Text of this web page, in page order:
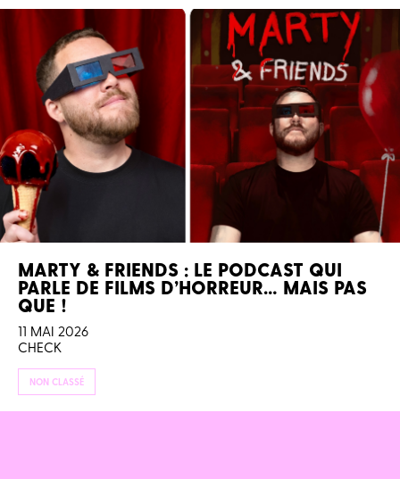
MARTY & FRIENDS : LE PODCAST QUI
PARLE DE FILMS D’HORREUR… MAIS PAS
QUE !
11 MAI 2026
CHECK
NON CLASSÉ